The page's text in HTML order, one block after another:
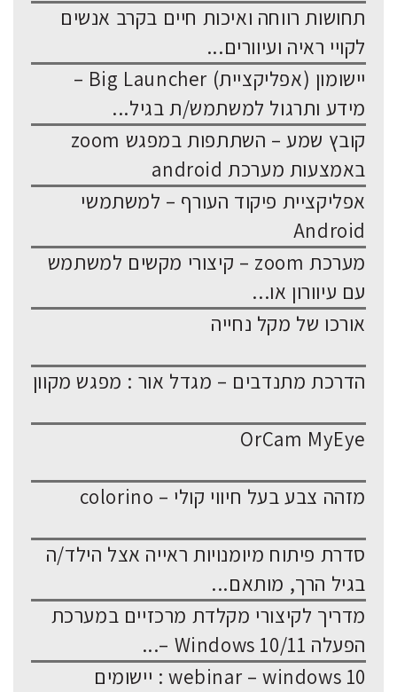
תחושות רווחה ואיכות חיים בקרב אנשים
לקויי ראיה ועיוורים...
יישומון (אפליקציית) Big Launcher –
מידע ותרגול למשתמש/ת בגיל...
קובץ שמע – השתתפות במפגש zoom
באמצעות מערכת android
אפליקציית פיקוד העורף – למשתמשי
Android
מערכת zoom – קיצורי מקשים למשתמש
עם עיוורון או...
אורכו של מקל נחייה
הדרכת מתנדבים – מגדל אור : מפגש מקוון
OrCam MyEye
מזהה צבע בעל חיווי קולי – colorino
סדרת פיתוח מיומנויות ראייה אצל הילד/ה
בגיל הרך, מותאם...
מדריך לקיצורי מקלדת מרכזיים במערכת
הפעלה Windows 10/11 –...
webinar – windows 10 : יישומים